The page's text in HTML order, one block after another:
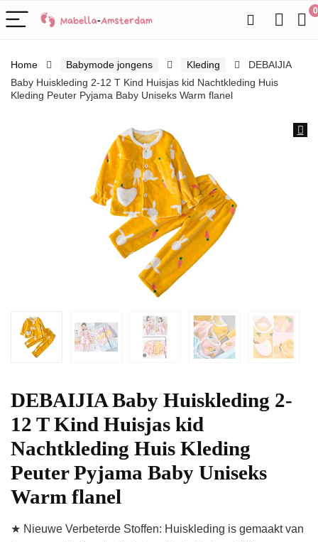
0
Home Babymode jongens Kleding
DEBAIJIA
Baby Huiskleding 2-12 T Kind Huisjas kid Nachtkleding Huis
Kleding Peuter Pyjama Baby Uniseks Warm flanel
DEBAIJIA Baby Huiskleding 2-
12 T Kind Huisjas kid
Nachtkleding Huis Kleding
Peuter Pyjama Baby Uniseks
Warm flanel
★ Nieuwe Verbeterde Stoffen: Huiskleding is gemaakt van